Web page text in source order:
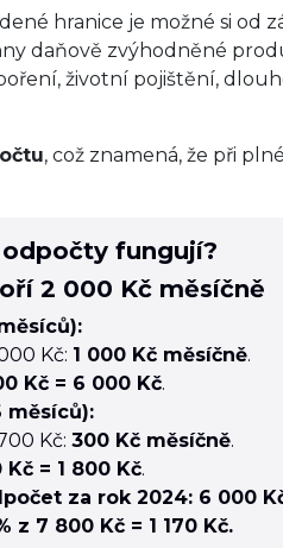
hranice je možné si od
daňově zvýhodněné
životní pojištění,
, což znamená, že při
fungují?
2 000 Kč měsíčně
Kč: 1 000 Kč měsíčně.
Kč = 6 000 Kč.
měsíců):
Kč: 300 Kč měsíčně.
Kč = 1 800 Kč.
za rok 2024: 6 000
z 7 800 Kč = 1 170 Kč.